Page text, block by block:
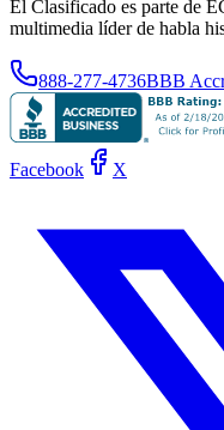
El Clasificado es parte de
multimedia líder de habla
888-277-4736BBB
Facebook X